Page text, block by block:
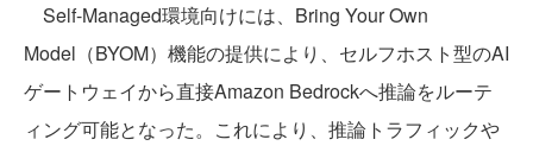
Self-Managed環境向けには、Bring Your Own
Model（BYOM）機能の提供により、セルフホスト型のAI
ゲートウェイから直接Amazon Bedrockへ推論をルーテ
ィング可能となった。これにより、推論トラフィックや